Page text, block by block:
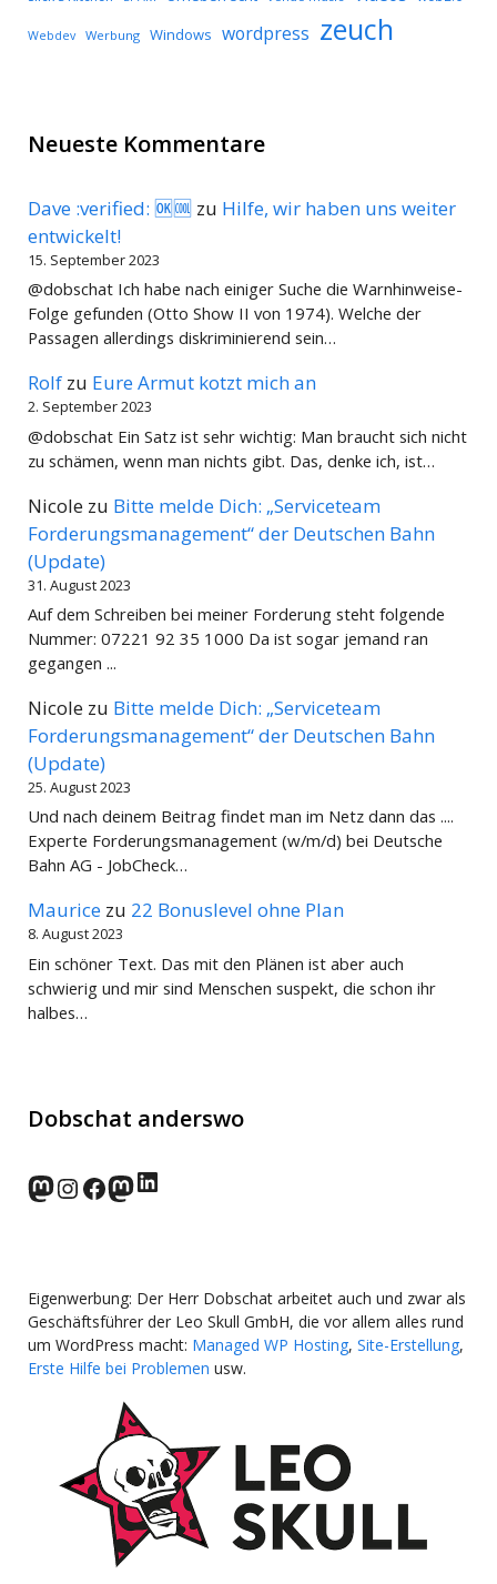
Webdev Werbung Windows wordpress zeuch
Neueste Kommentare
Dave :verified: 🆗🆒 zu Hilfe, wir haben uns weiter
entwickelt!
15. September 2023
@dobschat Ich habe nach einiger Suche die Warnhinweise-
Folge gefunden (Otto Show II von 1974). Welche der
Passagen allerdings diskriminierend sein…
Rolf zu Eure Armut kotzt mich an
2. September 2023
@dobschat Ein Satz ist sehr wichtig: Man braucht sich nicht
zu schämen, wenn man nichts gibt. Das, denke ich, ist…
Nicole zu Bitte melde Dich: „Serviceteam
Forderungsmanagement“ der Deutschen Bahn
(Update)
31. August 2023
Auf dem Schreiben bei meiner Forderung steht folgende
Nummer: 07221 92 35 1000 Da ist sogar jemand ran
gegangen ...
Nicole zu Bitte melde Dich: „Serviceteam
Forderungsmanagement“ der Deutschen Bahn
(Update)
25. August 2023
Und nach deinem Beitrag findet man im Netz dann das ....
Experte Forderungsmanagement (w/m/d) bei Deutsche
Bahn AG - JobCheck…
Maurice zu 22 Bonuslevel ohne Plan
8. August 2023
Ein schöner Text. Das mit den Plänen ist aber auch
schwierig und mir sind Menschen suspekt, die schon ihr
halbes…
Dobschat anderswo
norden.social
Instagram
Facebook
wp-punks.social
LinkedIn
Eigenwerbung: Der Herr Dobschat arbeitet auch und zwar als
Geschäftsführer der Leo Skull GmbH, die vor allem alles rund
um WordPress macht: Managed WP Hosting, Site-Erstellung,
Erste Hilfe bei Problemen usw.